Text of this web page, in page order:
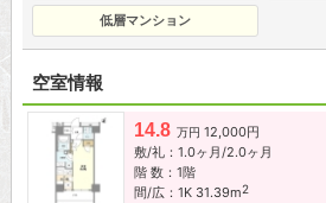
低層マンション
空室情報
14.8 万円 12,000円
敷/礼：1.0ヶ月/2.0ヶ月
階 数：1階
間/広：1K 31.39m2